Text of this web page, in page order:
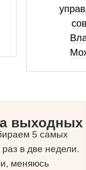
выходных
5 самых
в две недели.
меняюсь